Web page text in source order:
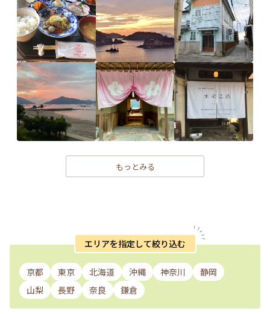
もっとみる
エリアを指定して絞り込む
京都 東京 北海道 沖縄 神奈川
静岡
山梨
長野 奈良 鎌倉